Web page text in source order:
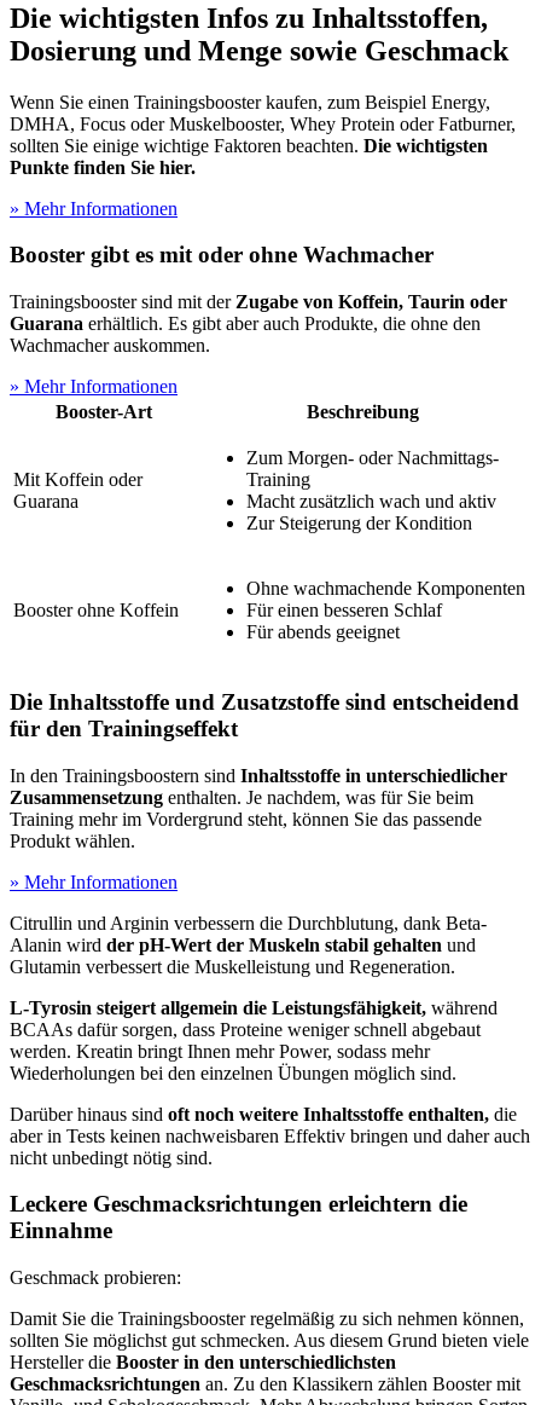
Die wichtigsten Infos zu Inhaltsstoffen,
Dosierung und Menge sowie Geschmack
Wenn Sie einen Trainingsbooster kaufen, zum Beispiel Energy,
DMHA, Focus oder Muskelbooster, Whey Protein oder Fatburner,
sollten Sie einige wichtige Faktoren beachten. Die wichtigsten
Punkte finden Sie hier.
» Mehr Informationen
Booster gibt es mit oder ohne Wachmacher
Trainingsbooster sind mit der Zugabe von Koffein, Taurin oder
Guarana erhältlich. Es gibt aber auch Produkte, die ohne den
Wachmacher auskommen.
» Mehr Informationen
Booster-Art
Beschreibung
Mit Koffein oder
Guarana
Zum Morgen- oder Nachmittags-
Training
Macht zusätzlich wach und aktiv
Zur Steigerung der Kondition
Booster ohne Koffein
Ohne wachmachende Komponenten
Für einen besseren Schlaf
Für abends geeignet
Die Inhaltsstoffe und Zusatzstoffe sind entscheidend
für den Trainingseffekt
In den Trainingsboostern sind Inhaltsstoffe in unterschiedlicher
Zusammensetzung enthalten. Je nachdem, was für Sie beim
Training mehr im Vordergrund steht, können Sie das passende
Produkt wählen.
» Mehr Informationen
Citrullin und Arginin verbessern die Durchblutung, dank Beta-
Alanin wird der pH-Wert der Muskeln stabil gehalten und
Glutamin verbessert die Muskelleistung und Regeneration.
L-Tyrosin steigert allgemein die Leistungsfähigkeit, während
BCAAs dafür sorgen, dass Proteine weniger schnell abgebaut
werden. Kreatin bringt Ihnen mehr Power, sodass mehr
Wiederholungen bei den einzelnen Übungen möglich sind.
Darüber hinaus sind oft noch weitere Inhaltsstoffe enthalten, die
aber in Tests keinen nachweisbaren Effektiv bringen und daher auch
nicht unbedingt nötig sind.
Leckere Geschmacksrichtungen erleichtern die
Einnahme
Geschmack probieren:
Damit Sie die Trainingsbooster regelmäßig zu sich nehmen können,
sollten Sie möglichst gut schmecken. Aus diesem Grund bieten viele
Hersteller die Booster in den unterschiedlichsten
Geschmacksrichtungen an. Zu den Klassikern zählen Booster mit